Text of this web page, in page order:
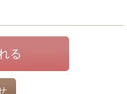
る